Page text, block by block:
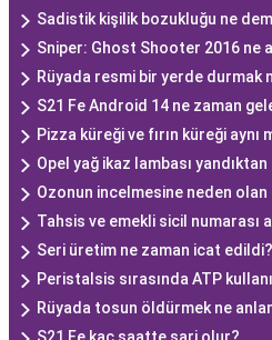
Sadistik kişilik bozukluğu ne
Sniper: Ghost Shooter 2016 ne
Rüyada resmi bir yerde durmak
S21 Fe Android 14 ne zaman
Pizza küreği ve fırın küreği aynı
Opel yağ ikaz lambası yandıktan
Ozonun incelmesine neden olan
Tahsis ve emekli sicil numarası
Seri üretim ne zaman icat edildi?
Peristalsis sırasında ATP
Rüyada tosun öldürmek ne